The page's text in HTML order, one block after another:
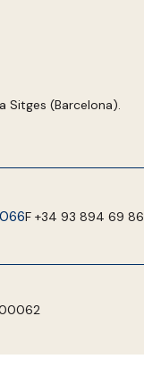
Sitges (Barcelona).
F +34 93 894 69 86